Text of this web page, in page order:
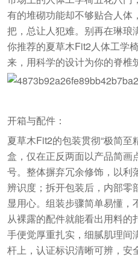
有的堆砌功能却不够贴合人体
把，总让人犯难。别再在琳琅
你推荐的夏草木Fit2人体工学
来，用科学的设计为你的脊椎
开箱与配件：
夏草木Fit2的包装贯彻“极简
盒，仅在正反两面以产品简画
号。整体摒弃冗余修饰，以利
辨识度；拆开包装后，内部零
显用心。组装步骤简单易懂，
从裸露的配件就能看出用料的
手便觉厚重扎实，细腻肌理间
杆上，认证标识清晰可辨，安